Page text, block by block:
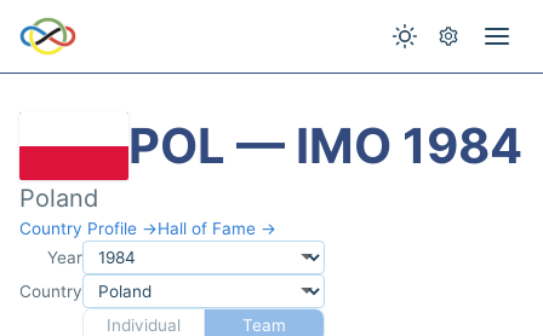
POL — IMO 1984
Poland
Country Profile →Hall of Fame →
Year
Country
Individual
Team